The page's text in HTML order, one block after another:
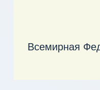
Всемирная